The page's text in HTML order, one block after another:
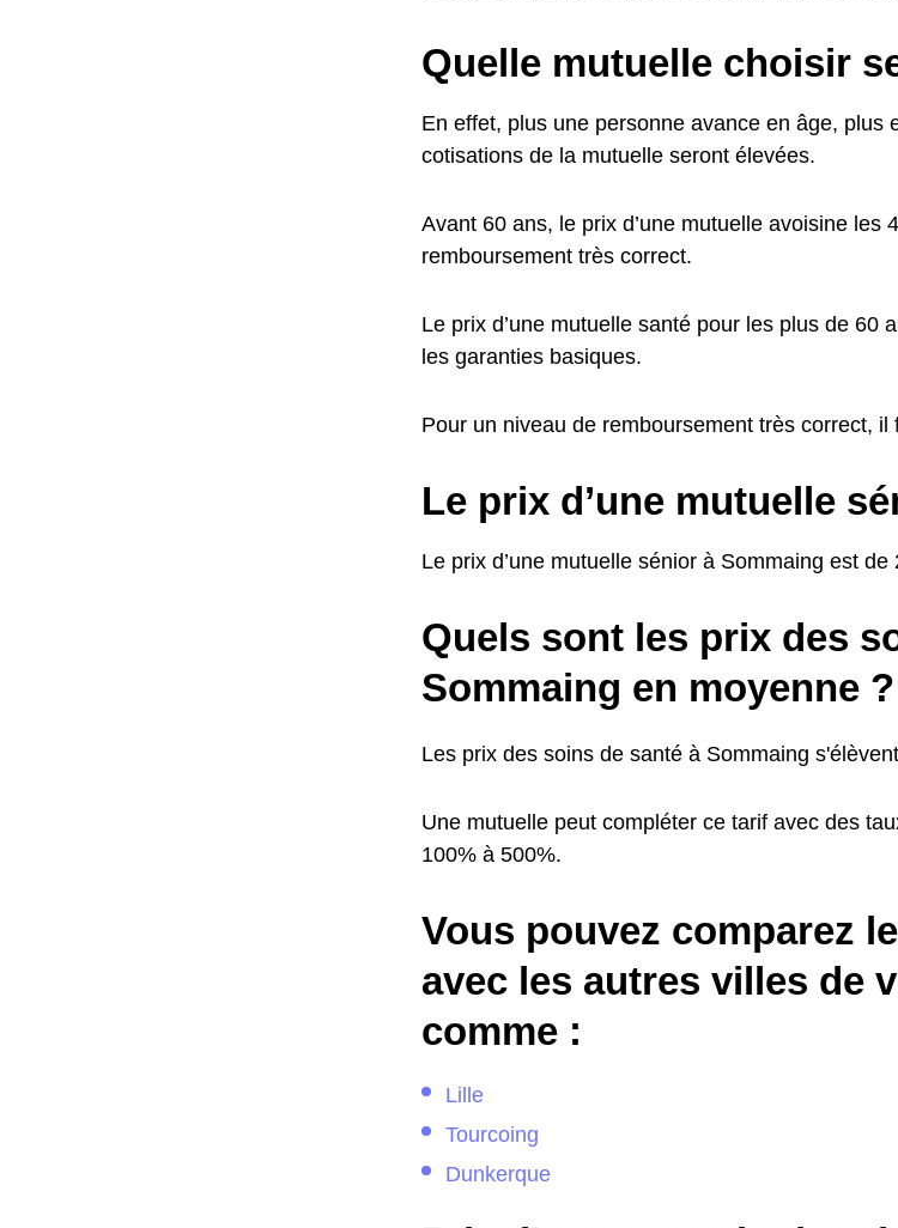
Quelle mutuelle choisir
En effet, plus une personne avance en âge,
cotisations de la mutuelle seront élevées.
Avant 60 ans, le prix d’une mutuelle avoisine les
remboursement très correct.
Le prix d’une mutuelle santé pour les plus de 60
les garanties basiques.
Pour un niveau de remboursement très correct,
Le prix d’une mutuelle
Le prix d’une mutuelle sénior à Sommaing est de
Quels sont les prix des
Sommaing en moyenne ?
Les prix des soins de santé à Sommaing
Une mutuelle peut compléter ce tarif avec des
100% à 500%.
Vous pouvez comparez
avec les autres villes de
comme :
Lille
Tourcoing
Dunkerque